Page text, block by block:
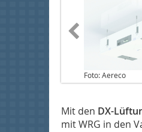
Foto: Aereco
Mit den DX-
mit WRG in den